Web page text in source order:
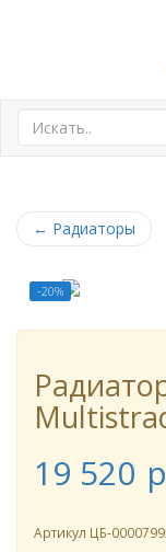
← Радиаторы
-20%
19 520 p
Артикул ЦБ-